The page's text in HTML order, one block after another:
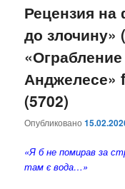
Рецензия
до
Анджелесе»
(5702)
Опубликовано
«Я б не помирав за
там є вода…»